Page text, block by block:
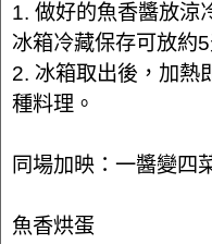
1. 做好的魚香醬放涼
冰箱冷藏保存可放約5
2. 冰箱取出後，加熱
種料理。
同場加映：一醬變四
魚香烘蛋